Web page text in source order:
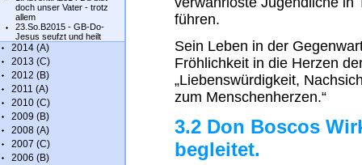
doch unser Vater - trotz
allem
23.So.B2015 - GB-Do-
Jesus seufzt und heilt
2014 (A)
2013 (C)
2012 (B)
2011 (A)
2010 (C)
2009 (B)
2008 (A)
2007 (C)
2006 (B)
führen.
Sein Leben in der
Fröhlichkeit in die Herzen
„Liebenswürdigkeit,
zum Menschenherzen.“
3.2 Don Boscos
begleitet.